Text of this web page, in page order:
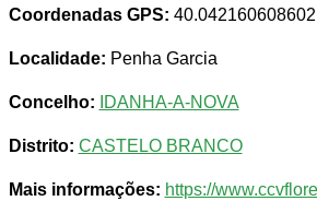
Coordenadas GPS:
Localidade: Penha Garcia
Concelho: IDANHA-A-NOVA
Distrito: CASTELO BRANCO
Mais informações: https://